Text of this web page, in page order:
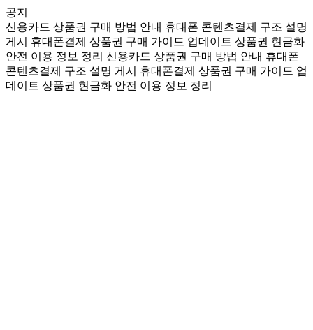
공지
신용카드 상품권 구매 방법 안내 휴대폰 콘텐츠결제 구조 설명
게시
휴대폰결제 상품권 구매 가이드 업데이트 상품권 현금화
안전 이용 정보 정리 신용카드 상품권 구매 방법 안내 휴대폰
콘텐츠결제 구조 설명 게시
휴대폰결제 상품권 구매 가이드 업
데이트 상품권 현금화 안전 이용 정보 정리